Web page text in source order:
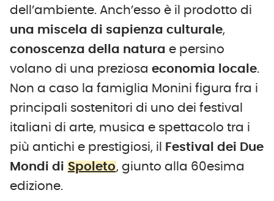
dell’ambiente. Anch’esso è il prodotto di
una miscela di sapienza culturale,
conoscenza della natura e persino
volano di una preziosa economia locale.
Non a caso la famiglia Monini figura fra i
principali sostenitori di uno dei festival
italiani di arte, musica e spettacolo tra i
più antichi e prestigiosi, il
Festival dei Due
Mondi di Spoleto, giunto alla 60esima
edizione.